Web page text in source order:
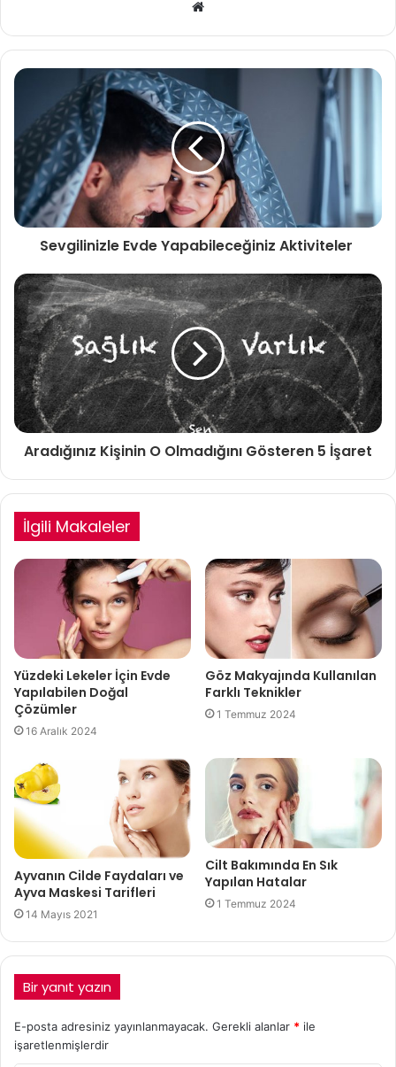
Web
Sevgilinizle Evde Yapabileceğiniz Aktiviteler
Aradığınız Kişinin O Olmadığını Gösteren 5 İşaret
İlgili Makaleler
Yüzdeki Lekeler İçin Evde
Yapılabilen Doğal
Çözümler
16 Aralık 2024
Göz Makyajında Kullanılan
Farklı Teknikler
1 Temmuz 2024
Ayvanın Cilde Faydaları ve
Ayva Maskesi Tarifleri
14 Mayıs 2021
Cilt Bakımında En Sık
Yapılan Hatalar
1 Temmuz 2024
Bir yanıt yazın
E-posta adresiniz yayınlanmayacak. Gerekli alanlar * ile
işaretlenmişlerdir